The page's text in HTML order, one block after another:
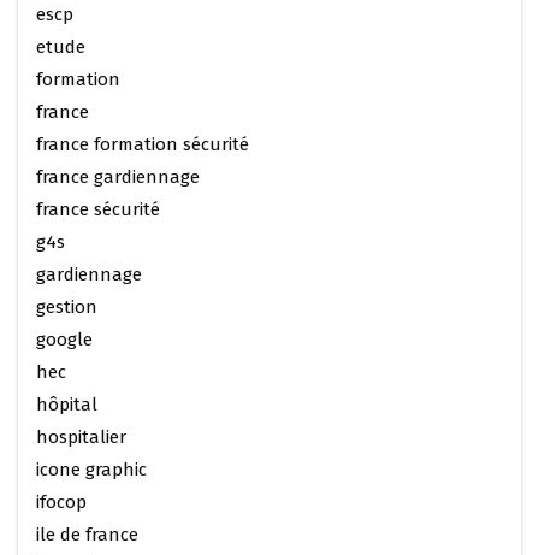
escp
etude
formation
france
france formation sécurité
france gardiennage
france sécurité
g4s
gardiennage
gestion
google
hec
hôpital
hospitalier
icone graphic
ifocop
ile de france